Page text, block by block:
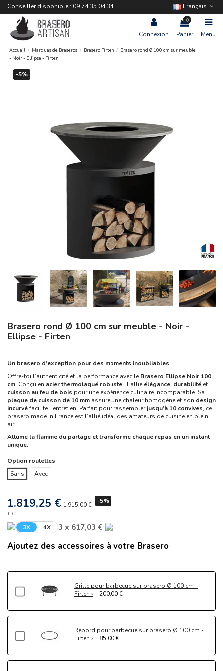
Conseiller disponible : 09 74 35 04 34 Français
Connexion
0
Panier Menu
Accueil Marques de Braseros Brasero Firten
Brasero rond Ø 100 cm sur meuble
- Noir - Ellipse - Firten
-5%
Brasero rond Ø 100 cm sur meuble - Noir -
Ellipse - Firten
Un brasero d’exception pour des moments inoubliables
Offre-toi l’authenticité et la performance avec le Brasero Ellipse Noir 100
cm. Conçu en acier thermolaqué robuste, il allie élégance, durabilité et
cuisson au feu de bois pour une expérience culinaire incomparable. Sa
plaque de cuisson de 10 mm assure une chaleur homogène et son design
incurvéfacilite l’entretien. Parfait pour rassemblerjusqu’à 10 convives, ce
brasero made in France est l’allié idéal des amateurs de cuisine en plein
air.
Allume la flamme du partage et transforme chaque repas en un instant
unique.
Option roulettes
Sans
Avec
1.819,25 € 1 915,00 € -5%
TTC
3X 4X 3 x 617,03 €
Ajoutez des accessoires à votre Brasero
Grille pour barbecue sur brasero Ø 100 cm -
Firten
200,00 €
Rebord pour barbecue sur brasero Ø 100 cm -
Firten
85,00 €